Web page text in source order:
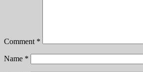
Comment *
Name *